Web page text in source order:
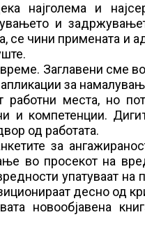
најголема и
и
се чини примената и
Заглавени сме
за
места, но
и компетенции.
од работата.
за
во просекот на
упатуваат
десно од
новообјавена